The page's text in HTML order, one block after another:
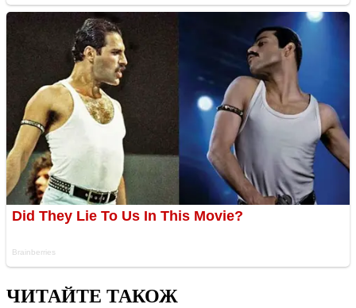
ЧИТАЙТЕ ТАКОЖ